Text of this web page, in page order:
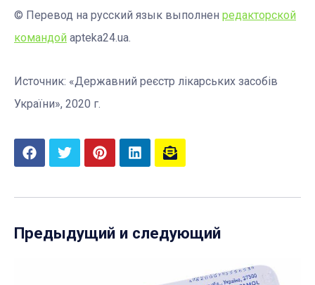
© Перевод на русский язык выполнен редакторской
командой apteka24.ua.
Источник: «Державний реєстр лікарських засобів
України», 2020 г.
Предыдущий и следующий